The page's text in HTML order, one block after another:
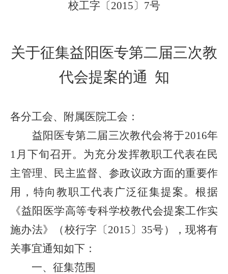
校工字〔2015〕 7号
关于征集益阳医专第二届三次教
代会提案的通 知
各分工会、附属医院工会：
益阳医专第二届三次教代会将于2016年
1月下旬召开。为充分发挥教职工代表在民
主管理、民主监督、参政议政方面的重要作
用，特向教职工代表广泛征集提案。根据
《益阳医学高等专科学校教代会提案工作实
施办法》（校行字〔2015〕35号），现将有
关事宜通知如下：
一、征集范围